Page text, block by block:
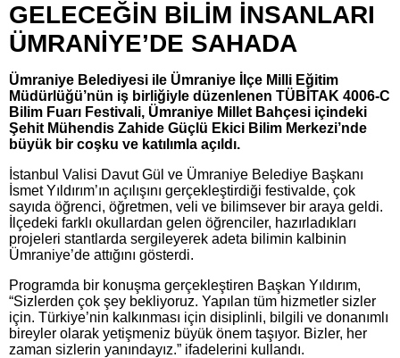
GELECEĞİN BİLİM İNSANLARI
ÜMRANİYE’DE SAHADA
Ümraniye Belediyesi ile Ümraniye İlçe Milli Eğitim
Müdürlüğü’nün iş birliğiyle düzenlenen TÜBİTAK 4006-C
Bilim Fuarı Festivali, Ümraniye Millet Bahçesi içindeki
Şehit Mühendis Zahide Güçlü Ekici Bilim Merkezi’nde
büyük bir coşku ve katılımla açıldı.
İstanbul Valisi Davut Gül ve Ümraniye Belediye Başkanı
İsmet Yıldırım’ın açılışını gerçekleştirdiği festivalde, çok
sayıda öğrenci, öğretmen, veli ve bilimsever bir araya geldi.
İlçedeki farklı okullardan gelen öğrenciler, hazırladıkları
projeleri stantlarda sergileyerek adeta bilimin kalbinin
Ümraniye’de attığını gösterdi.
Programda bir konuşma gerçekleştiren Başkan Yıldırım,
“Sizlerden çok şey bekliyoruz. Yapılan tüm hizmetler sizler
için. Türkiye’nin kalkınması için disiplinli, bilgili ve donanımlı
bireyler olarak yetişmeniz büyük önem taşıyor. Bizler, her
zaman sizlerin yanındayız.” ifadelerini kullandı.